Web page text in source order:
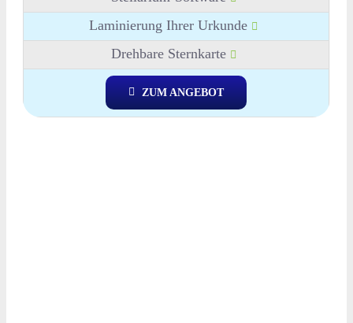
Laminierung Ihrer Urkunde
Drehbare Sternkarte
ZUM ANGEBOT